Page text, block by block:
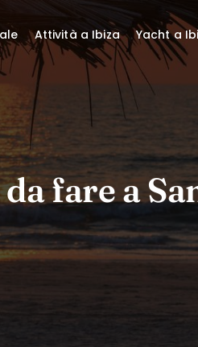
da fare a
Attività a Ibiza Yacht a